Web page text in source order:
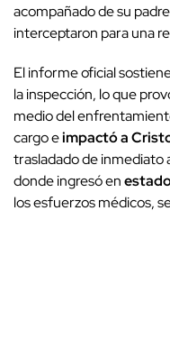
acompañado de su
interceptaron para una
El informe oficial
la inspección, lo que
medio del
cargo eimpactó a
trasladado de inmediato
donde ingresó en
los esfuerzos médicos,